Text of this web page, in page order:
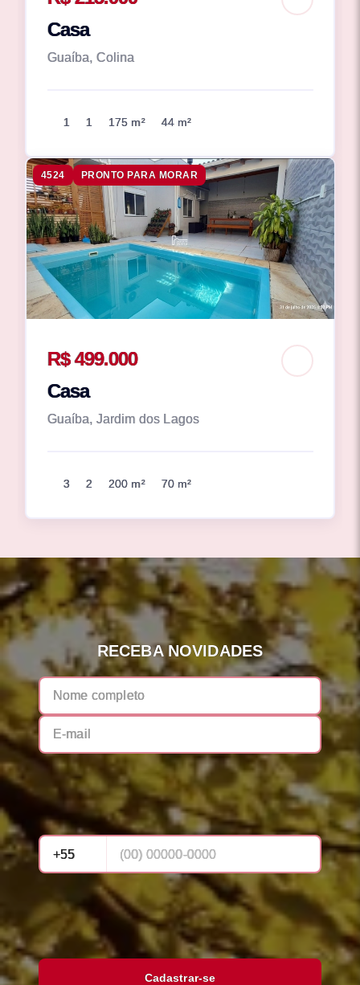
Casa
Guaíba, Colina
1 1 175 m² 44 m²
4524 PRONTO PARA MORAR
R$ 499.000
Casa
Guaíba, Jardim dos Lagos
3 2 200 m² 70 m²
RECEBA NOVIDADES
Cadastrar-se